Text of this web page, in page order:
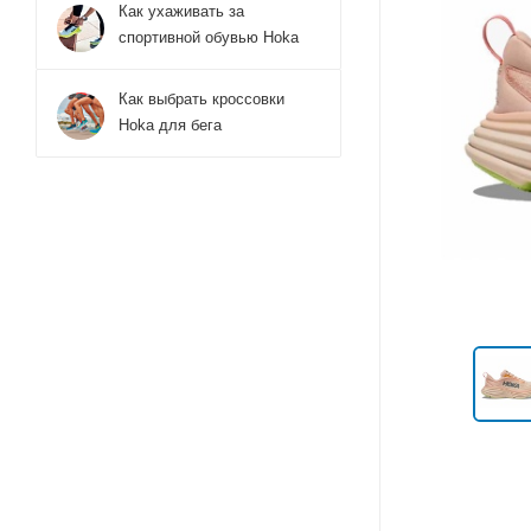
Как ухаживать за
спортивной обувью Hoka
Как выбрать кроссовки
Hoka для бега